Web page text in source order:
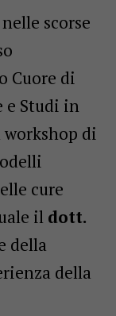
scorse
Cuore di
e Studi in
di
cure
il dott.
della
della